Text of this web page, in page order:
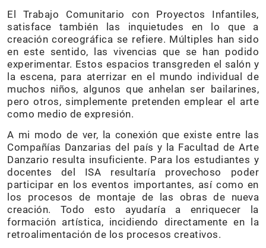
El Trabajo Comunitario con Proyectos Infantiles,
satisface también las inquietudes en lo que a
creación coreográfica se refiere. Múltiples han sido
en este sentido, las vivencias que se han podido
experimentar. Estos espacios transgreden el salón y
la escena, para aterrizar en el mundo individual de
muchos niños, algunos que anhelan ser bailarines,
pero otros, simplemente pretenden emplear el arte
como medio de expresión.
A mi modo de ver, la conexión que existe entre las
Compañías Danzarias del país y la Facultad de Arte
Danzario resulta insuficiente. Para los estudiantes y
docentes del ISA resultaría provechoso poder
participar en los eventos importantes, así como en
los procesos de montaje de las obras de nueva
creación. Todo esto ayudaría a enriquecer la
formación artística, incidiendo directamente en la
retroalimentación de los procesos creativos.